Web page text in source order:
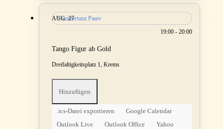
Sommertanz Paare
AUG.27
19:00 - 20:00
Tango Figur ab Gold
Dreifaltigkeitsplatz 1, Krems
Hinzufügen
.ics-Datei exportieren
Google Calendar
Outlook Live
Outlook Office
Yahoo